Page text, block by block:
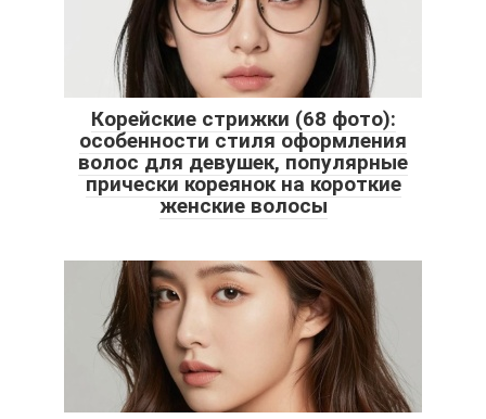
Корейские стрижки (68 фото):
особенности стиля оформления
волос для девушек, популярные
прически кореянок на короткие
женские волосы